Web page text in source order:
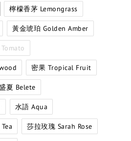
檸檬香茅 Lemongrass
黃金琥珀 Golden Amber
密果 Tropical Fruit
夏 Belete
水語 Aqua
莎拉玫瑰 Sarah Rose